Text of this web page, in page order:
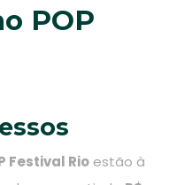
POP
Festival Rio estão à